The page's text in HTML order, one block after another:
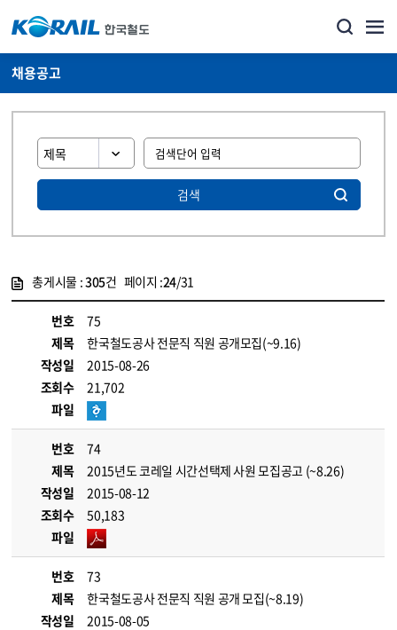
채용공고
검색
총게시물 :305건 페이지 :24/31
번호
75
제목
한국철도공사 전문직 직원 공개모집(~9.16)
작성일
2015-08-26
조회수
21,702
파일
번호
74
제목
2015년도 코레일 시간선택제 사원 모집공고 (~8.26)
작성일
2015-08-12
조회수
50,183
파일
번호
73
제목
한국철도공사 전문직 직원 공개 모집(~8.19)
작성일
2015-08-05